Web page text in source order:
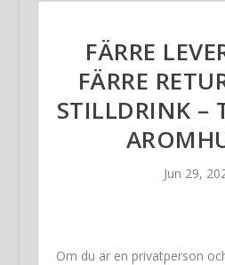
FÄRRE
FÄRRE
STILLDRINK –
Jun 29,
Om du är en privatperson